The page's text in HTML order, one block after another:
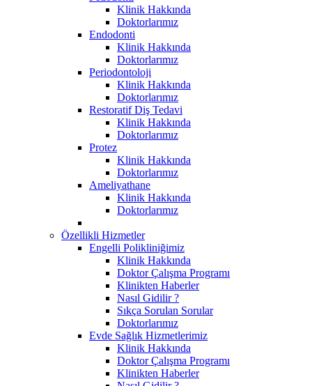
Klinik Hakkında
Doktorlarımız
Endodonti
Klinik Hakkında
Doktorlarımız
Periodontoloji
Klinik Hakkında
Doktorlarımız
Restoratif Diş Tedavi
Klinik Hakkında
Doktorlarımız
Protez
Klinik Hakkında
Doktorlarımız
Ameliyathane
Klinik Hakkında
Doktorlarımız
Özellikli Hizmetler
Engelli Polikliniğimiz
Klinik Hakkında
Doktor Çalışma Programı
Klinikten Haberler
Nasıl Gidilir ?
Sıkça Sorulan Sorular
Doktorlarımız
Evde Sağlık Hizmetlerimiz
Klinik Hakkında
Doktor Çalışma Programı
Klinikten Haberler